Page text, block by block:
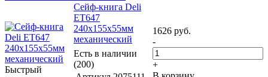
Быстрый
Сейф-книга Deli
ET647
240x155x55мм
механический
Есть в наличии
(200)
1626 руб.
-
+